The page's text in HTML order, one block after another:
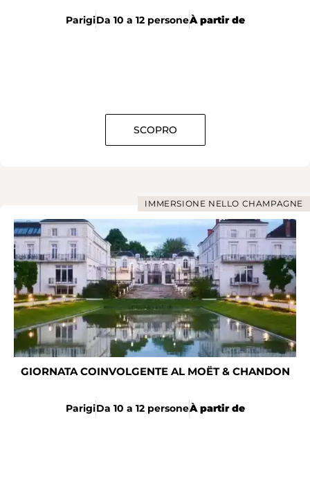
ParigiDa 10 a 12 personeÀ partir de
SCOPRO
IMMERSIONE NELLO CHAMPAGNE
GIORNATA COINVOLGENTE AL MOËT & CHANDON
ParigiDa 10 a 12 personeÀ partir de